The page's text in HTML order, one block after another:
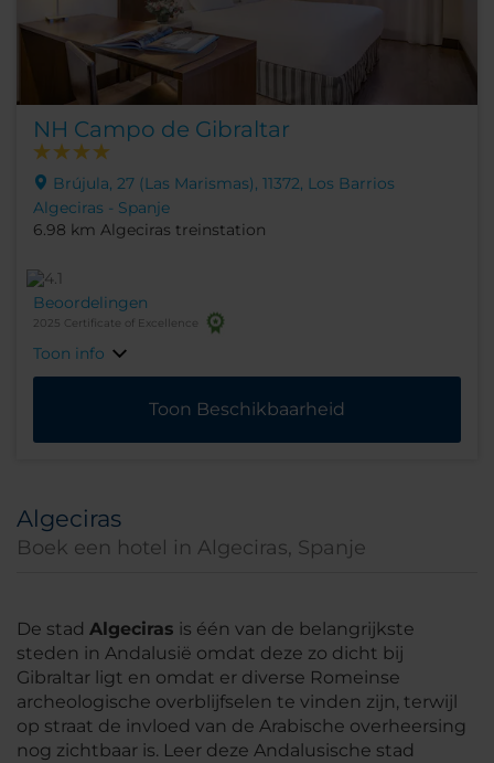
NH Campo de Gibraltar
Brújula, 27 (Las Marismas), 11372, Los Barrios
Algeciras - Spanje
6.98 km Algeciras treinstation
Beoordelingen
2025 Certificate of Excellence
Toon info
Toon Beschikbaarheid
Algeciras
Boek een hotel in Algeciras, Spanje
De stad Algeciras is één van de belangrijkste
steden in Andalusië omdat deze zo dicht bij
Gibraltar ligt en omdat er diverse Romeinse
archeologische overblijfselen te vinden zijn, terwijl
op straat de invloed van de Arabische overheersing
nog zichtbaar is. Leer deze Andalusische stad